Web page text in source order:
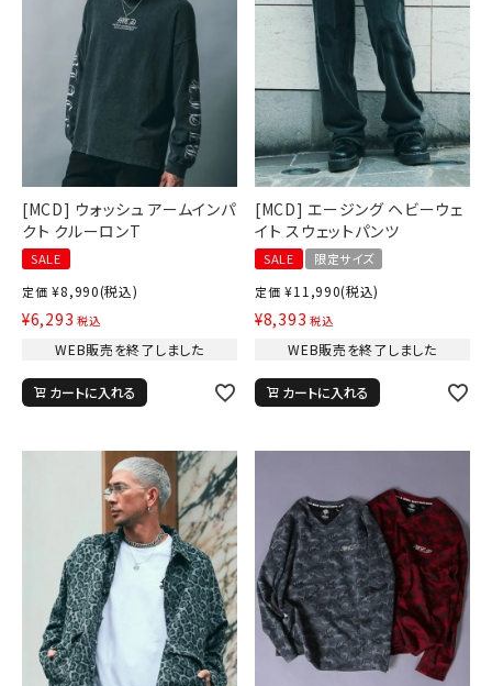
[MCD] ウォッシュ アームインパ
クト クルーロンT
SALE
定価 ¥8,990(税込)
¥6,293 税込
WEB販売を終了しました
カートに入れる
[MCD] エージング ヘビーウェ
イト スウェットパンツ
SALE
限定サイズ
定価 ¥11,990(税込)
¥8,393 税込
WEB販売を終了しました
カートに入れる